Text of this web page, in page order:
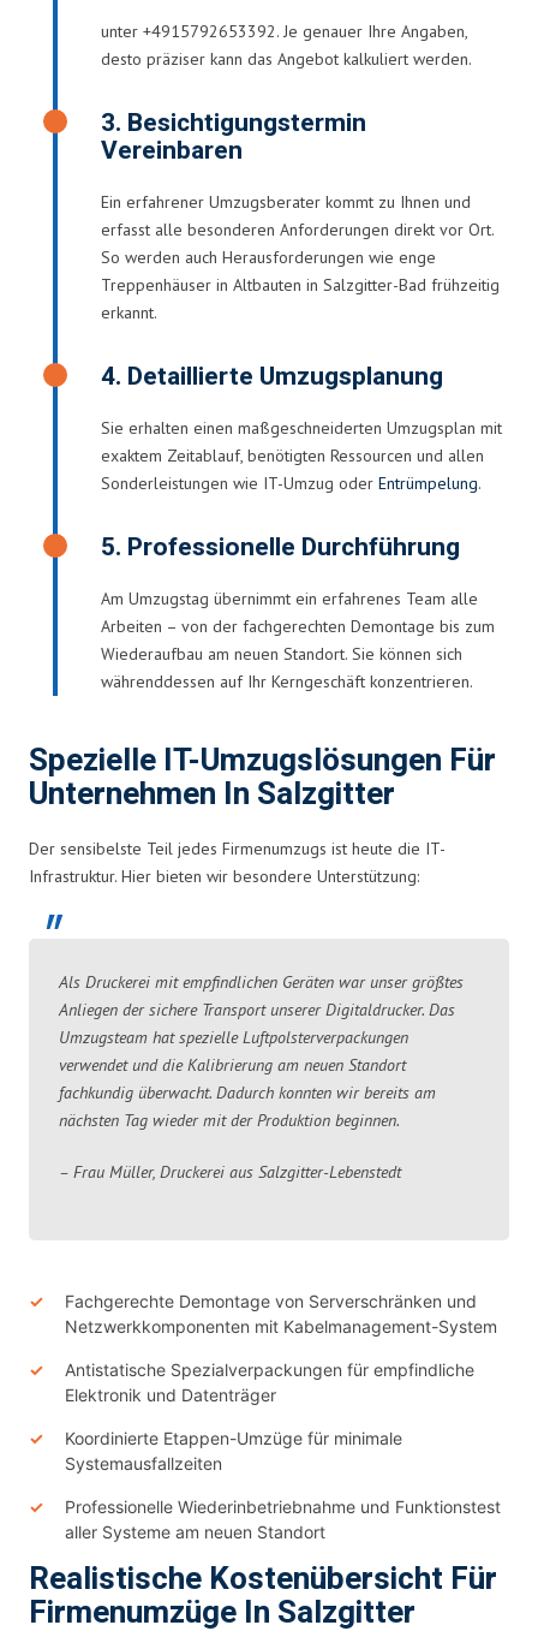
unter +4915792653392. Je genauer Ihre Angaben,
desto präziser kann das Angebot kalkuliert werden.
3. Besichtigungstermin
Vereinbaren
Ein erfahrener Umzugsberater kommt zu Ihnen und
erfasst alle besonderen Anforderungen direkt vor Ort.
So werden auch Herausforderungen wie enge
Treppenhäuser in Altbauten in Salzgitter-Bad frühzeitig
erkannt.
4. Detaillierte Umzugsplanung
Sie erhalten einen maßgeschneiderten Umzugsplan mit
exaktem Zeitablauf, benötigten Ressourcen und allen
Sonderleistungen wie IT-Umzug oder Entrümpelung.
5. Professionelle Durchführung
Am Umzugstag übernimmt ein erfahrenes Team alle
Arbeiten – von der fachgerechten Demontage bis zum
Wiederaufbau am neuen Standort. Sie können sich
währenddessen auf Ihr Kerngeschäft konzentrieren.
Spezielle IT-Umzugslösungen Für
Unternehmen In Salzgitter
Der sensibelste Teil jedes Firmenumzugs ist heute die IT-
Infrastruktur. Hier bieten wir besondere Unterstützung:
Als Druckerei mit empfindlichen Geräten war unser größtes
Anliegen der sichere Transport unserer Digitaldrucker. Das
Umzugsteam hat spezielle Luftpolsterverpackungen
verwendet und die Kalibrierung am neuen Standort
fachkundig überwacht. Dadurch konnten wir bereits am
nächsten Tag wieder mit der Produktion beginnen.
– Frau Müller, Druckerei aus Salzgitter-Lebenstedt
Fachgerechte Demontage von Serverschränken und
Netzwerkkomponenten mit Kabelmanagement-System
Antistatische Spezialverpackungen für empfindliche
Elektronik und Datenträger
Koordinierte Etappen-Umzüge für minimale
Systemausfallzeiten
Professionelle Wiederinbetriebnahme und Funktionstest
aller Systeme am neuen Standort
Realistische Kostenübersicht Für
Firmenumzüge In Salzgitter